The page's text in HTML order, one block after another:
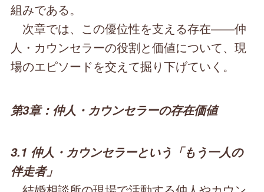
組みである。
次章では、この優位性を支える存在――仲
人・カウンセラーの役割と価値について、現
場のエピソードを交えて掘り下げていく。
第3章：仲人・カウンセラーの存在価値
3.1 仲人・カウンセラーという「もう一人の
伴走者」